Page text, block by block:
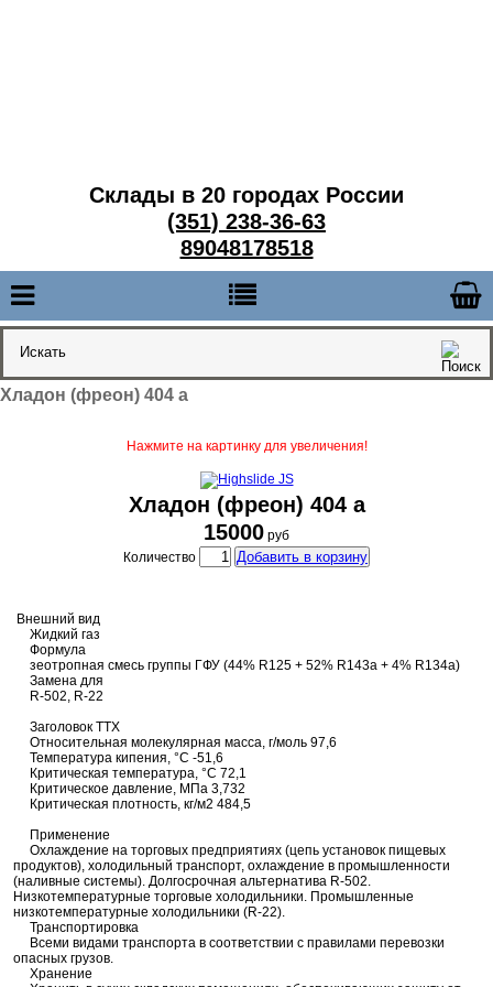
Склады в 20 городах России
(351) 238-36-63
89048178518
Хладон (фреон) 404 а
Нажмите на картинку для увеличения!
Хладон (фреон) 404 а
15000 руб
Количество
Добавить в корзину
Внешний вид
Жидкий газ
Формула
зеотропная смесь группы ГФУ (44% R125 + 52% R143a + 4% R134a)
Замена для
R-502, R-22
Заголовок ТТХ
Относительная молекулярная масса, г/моль 97,6
Температура кипения, °C -51,6
Критическая температура, °C 72,1
Критическое давление, МПа 3,732
Критическая плотность, кг/м2 484,5
Применение
Охлаждение на торговых предприятиях (цепь установок пищевых
продуктов), холодильный транспорт, охлаждение в промышленности
(наливные системы). Долгосрочная альтернатива R-502.
Низкотемпературные торговые холодильники. Промышленные
низкотемпературные холодильники (R-22).
Транспортировка
Всеми видами транспорта в соответствии с правилами перевозки
опасных грузов.
Хранение